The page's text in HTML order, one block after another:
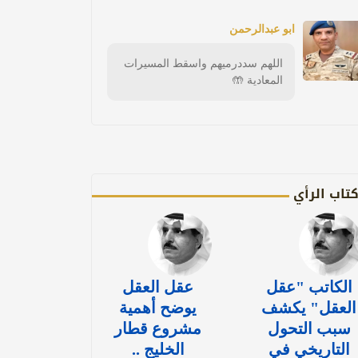
ابو عبدالرحمن
اللهم سددرميهم واسقط المسيرات
المعادية 🤲
كتاب الرأي
الكاتب "عقل
العقل" يكشف
سبب التحول
التاريخي في
عقل العقل
يوضح أهمية
مشروع قطار
الخليج ..